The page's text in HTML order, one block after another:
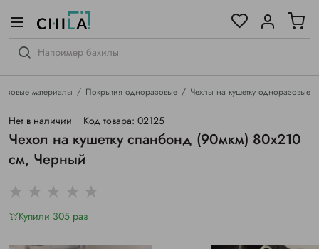
материалы Покрытия одноразовые Чехлы на кушетку одноразовые
Нет в наличии Код товара: 02125
Чехол на кушетку спанбонд (90мкм) 80х210
см, Черный
Купили 305 раз
гамме